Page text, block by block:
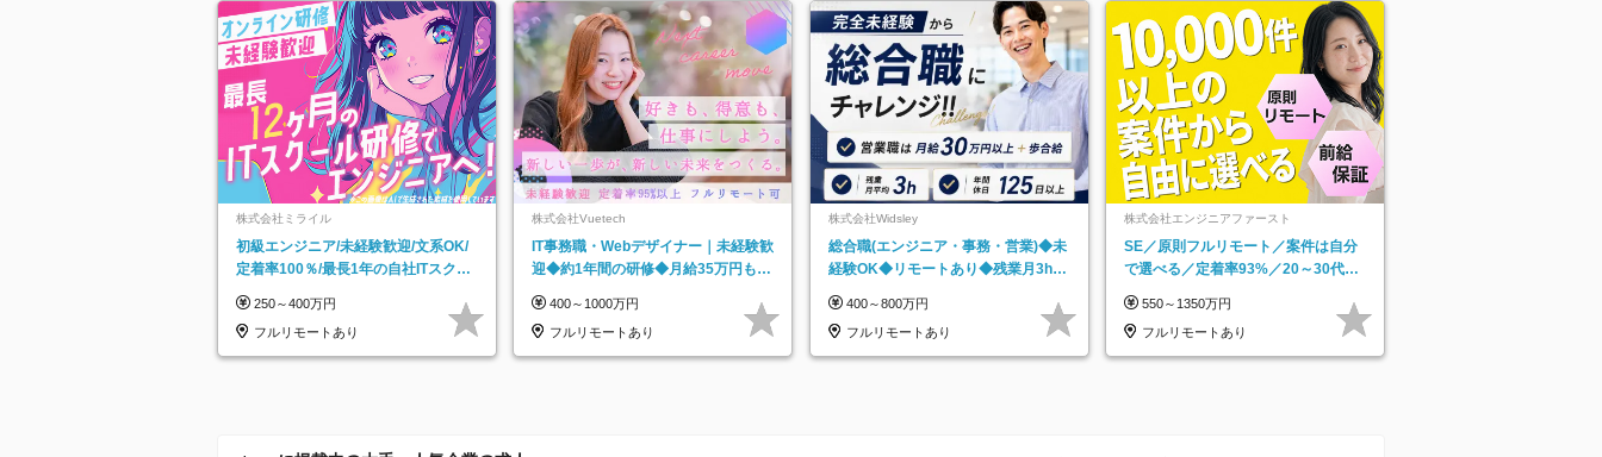
株式会社ミライル
初級エンジニア/未経験歓迎/文系OK/
定着率100％/最長1年の自社ITスクー
250～400万円
フルリモートあり
株式会社Vuetech
IT事務職・Webデザイナー｜未経験歓
迎◆約1年間の研修◆月給35万円も可
400～1000万円
フルリモートあり
株式会社Widsley
総合職(エンジニア・事務・営業)◆未
経験OK◆リモートあり◆残業月3h◆
400～800万円
フルリモートあり
株式会社エンジニアファースト
SE／原則フルリモート／案件は自分
で選べる／定着率93%／20～30代活
550～1350万円
フルリモートあり